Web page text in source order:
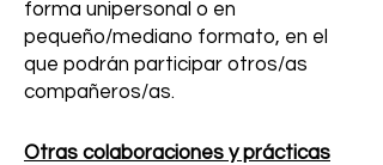
forma unipersonal o en
pequeño/mediano formato, en el
que podrán participar otros/as
compañeros/as.
Otras colaboraciones y prácticas